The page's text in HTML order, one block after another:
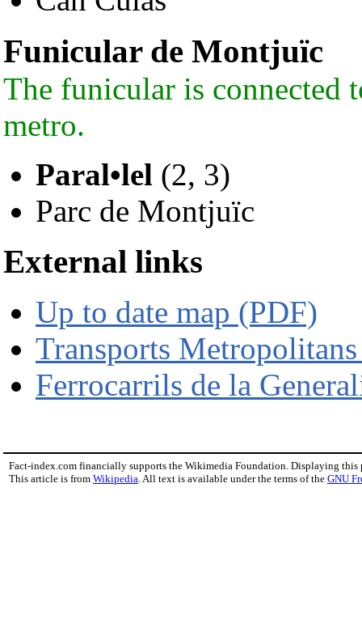
Funicular de Montjuïc
The funicular is connected
metro.
Paral•lel (2, 3)
Parc de Montjuïc
External links
Up to date map (PDF)
Transports
Ferrocarrils de la
Fact-index.com financially supports the Wikimedia Foundation. Displaying this
This article is from Wikipedia. All text is available under the terms of the GNU